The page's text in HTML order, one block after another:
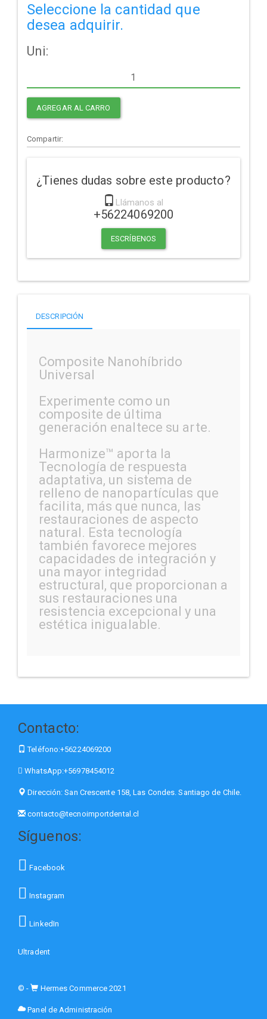
Seleccione la cantidad que
desea adquirir.
Uni:
AGREGAR AL CARRO
Compartir:
¿Tienes dudas sobre este producto?
Llámanos al
+56224069200
ESCRÍBENOS
DESCRIPCIÓN
Composite Nanohíbrido
Universal
Experimente como un
composite de última
generación enaltece su arte.
Harmonize™ aporta la
Tecnología de respuesta
adaptativa, un sistema de
relleno de nanopartículas que
facilita, más que nunca, las
restauraciones de aspecto
natural. Esta tecnología
también favorece mejores
capacidades de integración y
una mayor integridad
estructural, que proporcionan a
sus restauraciones una
resistencia excepcional y una
estética inigualable.
Contacto:
Teléfono:+56224069200
WhatsApp:+56978454012
Dirección:San Crescente 158, Las Condes. Santiago de Chile.
contacto@tecnoimportdental.cl
Síguenos:
Facebook
Instagram
LinkedIn
Ultradent
© - Hermes Commerce 2021
Panel de Administración